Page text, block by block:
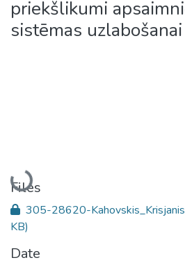
priekšlikumi
sistēmas uzlabošanai
Loading...
Files
305-28620-
KB)
Date